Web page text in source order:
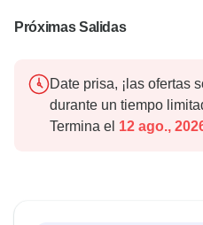
Próximas Salidas
Date prisa, ¡las ofertas
durante un tiempo
Termina el 12 ago.,